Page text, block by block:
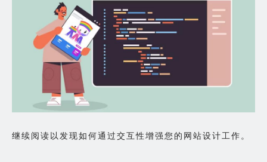
继续阅读以发现如何通过交互性增强您的网站设计工作。